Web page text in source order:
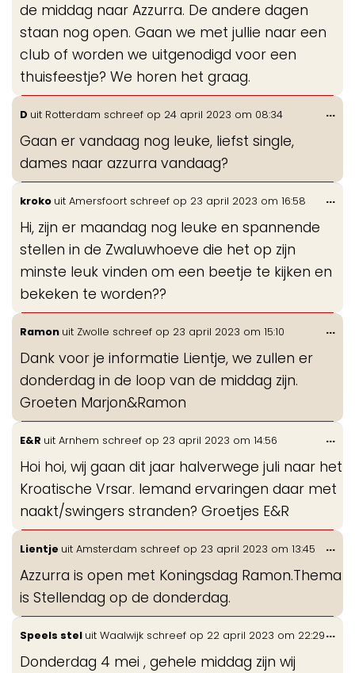
de middag naar Azzurra. De andere dagen
staan nog open. Gaan we met jullie naar een
club of worden we uitgenodigd voor een
thuisfeestje? We horen het graag.
D uit Rotterdam schreef op 24 april 2023 om 08:34
Gaan er vandaag nog leuke, liefst single,
dames naar azzurra vandaag?
...
kroko uit Amersfoort schreef op 23 april 2023 om 16:58
Hi, zijn er maandag nog leuke en spannende
stellen in de Zwaluwhoeve die het op zijn
minste leuk vinden om een beetje te kijken en
bekeken te worden??
...
Ramon uit Zwolle schreef op 23 april 2023 om 15:10
Dank voor je informatie Lientje, we zullen er
donderdag in de loop van de middag zijn.
Groeten Marjon&Ramon
...
E&R uit Arnhem schreef op 23 april 2023 om 14:56
Hoi hoi, wij gaan dit jaar halverwege juli naar het
Kroatische Vrsar. Iemand ervaringen daar met
naakt/swingers stranden? Groetjes E&R
...
Lientje uit Amsterdam schreef op 23 april 2023 om 13:45
Azzurra is open met Koningsdag Ramon.Thema
is Stellendag op de donderdag.
...
Speels stel uit Waalwijk schreef op 22 april 2023 om 22:29
Donderdag 4 mei , gehele middag zijn wij
...